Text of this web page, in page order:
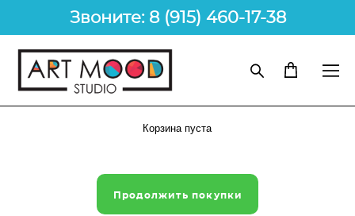
Звоните: 8 (915) 460-17-38
Корзина пуста
Продолжить покупки